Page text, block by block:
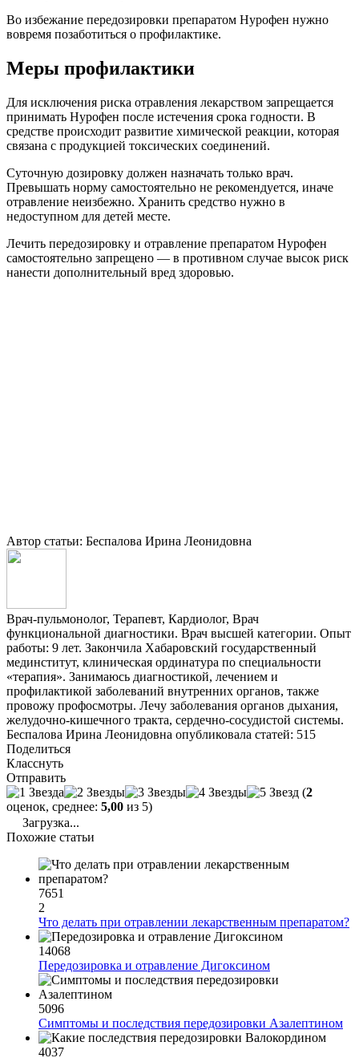
Во избежание передозировки препаратом Нурофен нужно
вовремя позаботиться о профилактике.
Меры профилактики
Для исключения риска отравления лекарством запрещается
принимать Нурофен после истечения срока годности. В
средстве происходит развитие химической реакции, которая
связана с продукцией токсических соединений.
Суточную дозировку должен назначать только врач.
Превышать норму самостоятельно не рекомендуется, иначе
отравление неизбежно. Хранить средство нужно в
недоступном для детей месте.
Лечить передозировку и отравление препаратом Нурофен
самостоятельно запрещено — в противном случае высок риск
нанести дополнительный вред здоровью.
Автор статьи: Беспалова Ирина Леонидовна
Врач-пульмонолог, Терапевт, Кардиолог, Врач
функциональной диагностики. Врач высшей категории. Опыт
работы: 9 лет. Закончила Хабаровский государственный
мединститут, клиническая ординатура по специальности
«терапия». Занимаюсь диагностикой, лечением и
профилактикой заболеваний внутренних органов, также
провожу профосмотры. Лечу заболевания органов дыхания,
желудочно-кишечного тракта, сердечно-сосудистой системы.
Беспалова Ирина Леонидовна опубликовала статей: 515
Поделиться
Класснуть
Отправить
(2
оценок, среднее: 5,00 из 5)
Загрузка...
Похожие статьи
7651
2
Что делать при отравлении лекарственным препаратом?
14068
Передозировка и отравление Дигоксином
5096
Симптомы и последствия передозировки Азалептином
4037